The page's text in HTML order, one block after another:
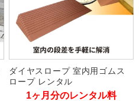
ダイヤスロープ 室内用ゴムス
ロープ レンタル
1ヶ月分のレンタル料